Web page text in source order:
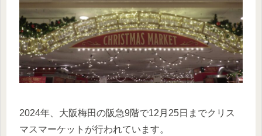
2024年、大阪梅田の阪急9階で12月25日までクリス
マスマーケットが行われています。